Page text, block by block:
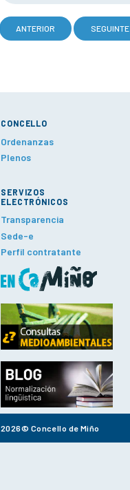
ANTERIOR SEGUINTE
CONCELLO
Ordenanzas
Plenos
SERVIZOS
ELECTRÓNICOS
Transparencia
Sede-e
Perfil contratante
2026© Concello de Miño